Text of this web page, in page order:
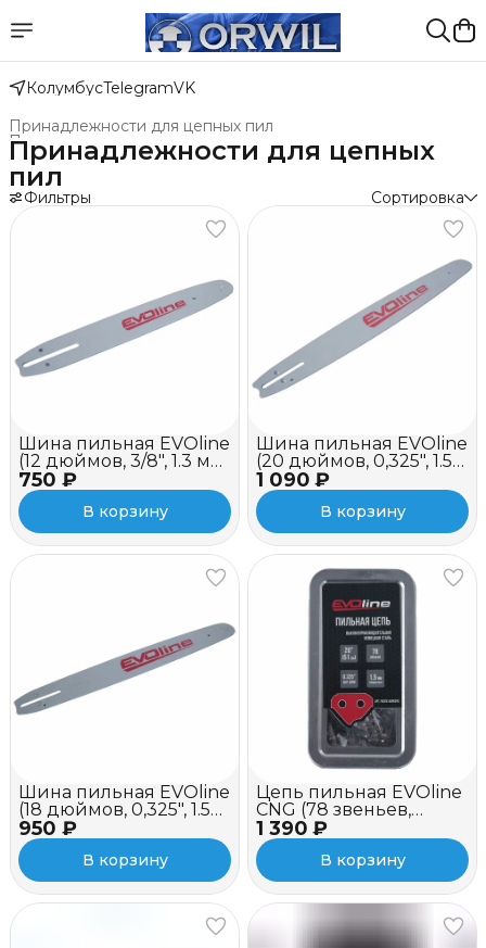
КолумбусTelegramVK
Принадлежности для цепных пил
Принадлежности и оснастка ›
Техника для леса, сада, парка ›
Главная ›
Принадлежности для цепных
пил
Фильтры Сортировка
750 ₽
Шина пильная EVOline
(12 дюймов, 3/8", 1.3 мм,
хвостовик A041)
В корзину
1 090 ₽
Шина пильная EVOline
(20 дюймов, 0,325", 1.5
мм, хвостовик K095)
В корзину
950 ₽
Шина пильная EVOline
(18 дюймов, 0,325", 1.5
мм, хвостовик K095)
В корзину
1 390 ₽
Цепь пильная EVOline
CNG (78 звеньев,
0.325", 1.5 мм, 20")
В корзину